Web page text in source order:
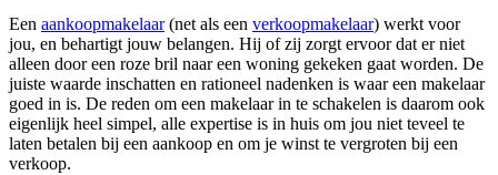
Een aankoopmakelaar(net als een verkoopmakelaar) werkt voor
jou, en behartigt jouw belangen. Hij of zij zorgt ervoor dat er niet
alleen door een roze bril naar een woning gekeken gaat worden. De
juiste waarde inschatten en rationeel nadenken is waar een makelaar
goed in is. De reden om een makelaar in te schakelen is daarom ook
eigenlijk heel simpel, alle expertise is in huis om jou niet teveel te
laten betalen bij een aankoop en om je winst te vergroten bij een
verkoop.